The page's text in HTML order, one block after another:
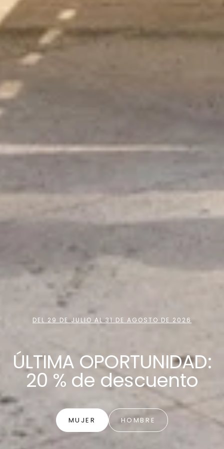
DEL 29 DE JULIO AL 31 DE AGOSTO DE 2026
ÚLTIMA OPORTUNIDAD:
20 % de descuento
MUJER HOMBRE